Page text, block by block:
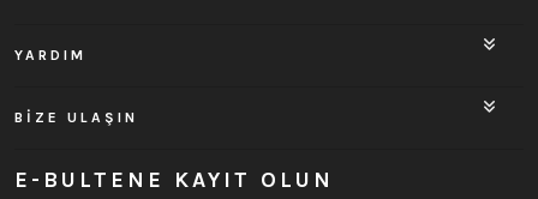
YARDIM
BİZE ULAŞIN
E-BULTENE KAYIT OLUN